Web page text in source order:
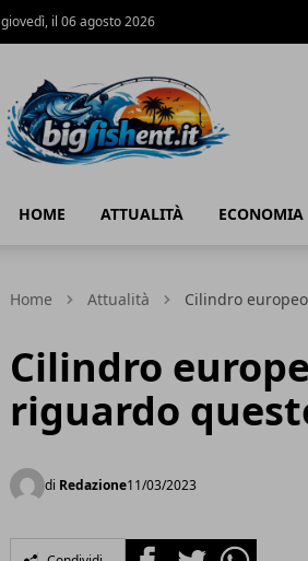
giovedì, il 06 agosto 2026
HOME ATTUALITÀ ECONOMIA
Home Attualità Cilindro
Cilindro
riguardo
di Redazione11/03/2023
FacebookTwitterWhatsapp